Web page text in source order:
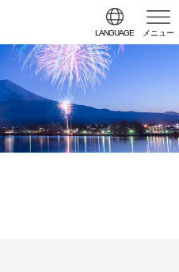
LANGUAGE メニュー